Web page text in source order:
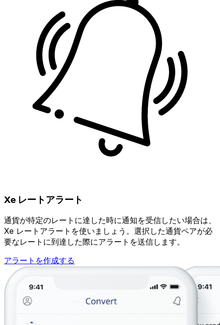
Xe レートアラート
通貨が特定のレートに達した時に通知を受信したい場合は、
Xe レートアラートを使いましょう。選択した通貨ペアが必
要なレートに到達した際にアラートを送信します。
アラートを作成する